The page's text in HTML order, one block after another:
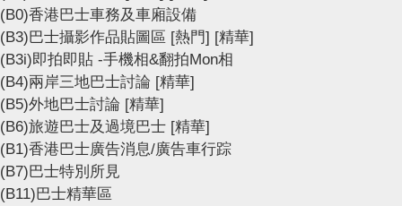
(B0)香港巴士車務及車廂設備
(B3)巴士攝影作品貼圖區 [熱門] [精華]
(B3i)即拍即貼 -手機相&翻拍Mon相
(B4)兩岸三地巴士討論 [精華]
(B5)外地巴士討論 [精華]
(B6)旅遊巴士及過境巴士 [精華]
(B1)香港巴士廣告消息/廣告車行踪
(B7)巴士特別所見
(B11)巴士精華區